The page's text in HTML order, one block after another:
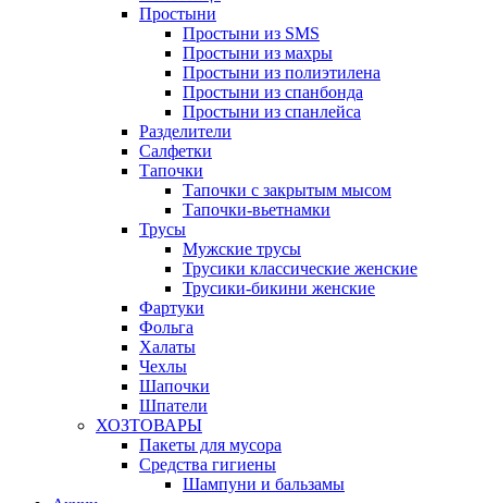
Простыни
Простыни из SMS
Простыни из махры
Простыни из полиэтилена
Простыни из спанбонда
Простыни из спанлейса
Разделители
Салфетки
Тапочки
Тапочки с закрытым мысом
Тапочки-вьетнамки
Трусы
Мужские трусы
Трусики классические женские
Трусики-бикини женские
Фартуки
Фольга
Халаты
Чехлы
Шапочки
Шпатели
ХОЗТОВАРЫ
Пакеты для мусора
Средства гигиены
Шампуни и бальзамы